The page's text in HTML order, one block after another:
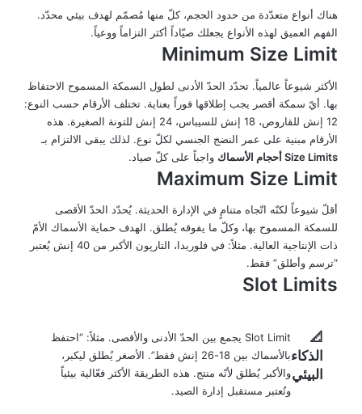
هناك أنواع متعدّدة من حدود الحجم، كلّ منها مُصمّم لهدف بيئي محدّد.
الفهم العميق لهذه الأنواع يجعلك صيّاداً أكثر التزاماً ووعياً.
Minimum Size Limit
الأكثر شيوعاً عالمياً. تحدّد الحدّ الأدنى لطول السمكة المسموح الاحتفاظ
بها. أيّ سمكة أقصر يجب إطلاقها فوراً بعناية. تختلف الأرقام حسب النوع:
12 إنش للقاروص، 18 إنش للسيباس، 24 إنش للتونة الصغيرة. هذه
الأرقام مبنية على عمر النضج الجنسي لكلّ نوع. لذلك يبقى الالتزام بـ
Size Limits أحجام الأسماك
واجباً على كلّ صياد.
Maximum Size Limit
أقلّ شيوعاً لكنّه اتّجاه متنامٍ في الإدارة الحديثة. يُحدّد الحدّ الأقصى
للسمكة المسموح بها، وكلّ ما يفوقه يُطلق. الهدف حماية الأسماك الأمّ
ذات الإنتاجية العالية. مثلاً: في فلوريدا، التارپون الأكبر من 40 إنش يُعتبر
“ترسم وأطلق” فقط.
Slot Limits
📐
الذكاء
البيئي
Slot Limit يجمع بين الحدّ الأدنى والأقصى. مثلاً: “احتفظ
بالأسماك بين 18-26 إنش فقط”. الأصغر يُطلق ليكبر،
والأكبر يُطلق لأنّه منتج. هذه الطريقة الأكثر فعّالية بيئياً
وتُعتبر مستقبل إدارة الصيد.